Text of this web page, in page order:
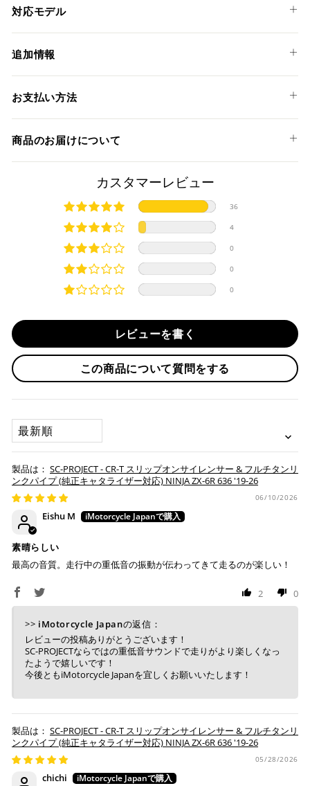
対応モデル
BMW
S1000 RR '20-22
追加情報
CR-Tサイレンサーは世界最高峰のバイクレースのMoto2カテ
ジェクトのサイレンサーの中で最も小さく、最も軽いサイレ
ンサーです。
スを実現させる為、耐熱用の特別な処理が施されたチタンや
カーボンファイバーなど、航空業界から派生した材料を採用
オートバイカスタムには重要な要素、高パフォーマンスと軽
量化、そしてルックスの向上に大きな変化をもたらします。
サイレンサー本体にはSC-PROJECT (SCプロジェクト) のロゴ
が施されております。
日本の一般公道での走行は不可です。
お支払い方法
クレジットカード
上記クレジットカードをご利用頂けます。
分割払い、リボ払い、3Dセキュア対応カードをご利用の
際は、『クレジットカード決済(3Dセキュア) - SBPS』を
ご選択ください。
対応支払回数について以下の通りです。
・分割払い (3,5,6,10,12,15,18,20,24回)
※ 分割払い、リボ払いは決済金額が税込10,000円以上の
場合のみご利用いただけます。
※ American Expressでの分割払いのご利用には、事前
す。
※ Diners Clubは分割払い非対応のため、一括払い・リ
ボ払いのみご利用頂けます。
※ 手数料、利息はご利用のカード会社の定めによります
ので、事前にご確認ください。
楽天ペイ
いつもの楽天IDとパスワードを使ってスムーズなお支払
楽天ポイントが貯まる・使える！「簡単」「あんしん」
「お得」な楽天ペイをご利用ください。
※ 楽天ポイントが貯まるのは楽天カード・楽天ポイン
※ 現在楽天ペイでご使用頂けるクレジットカードは
Visa、Mastercard、JCBのみです。
キャッシュレス決済
商品のお届けについて
商品発送までの日数について
ご希望商品の在庫状況により異なります。 詳しくは該当商品
選択後に表示される納期をご確認ください。
国内在庫ありの場合
・平日16時までのご注文、お支払い完了で即日発送いたしま
・前払い決済（銀行振込等）の場合、15時までに弊社でのご
入金確認が完了いたしましたら即日発送いたします。
・お取り寄せ商品等を一緒にご注文の場合は、基本的にはお
取り寄せ商品が揃ってからの発送になります。別で発送をご
お取り寄せの場合
・商品ページの納期はあくまで目安になりますので、納期が
早まる場合もございます。
・運送状況や繁忙期の影響により遅れが生じる場合もござい
配送送料について
１回のご注文で商品代金合計が¥11,000(税込）以上の場合
は、送料が無料となります。
※通常送料は¥770(税込)です。
配送会社について
ヤマト運輸になります。 配送会社の指定はできかねます。
カスタマーレビュー
36
4
0
0
0
レビューを書く
この商品について質問をする
SORT BY
SC-PROJECT - CR-T スリップオンサイレンサー & フルチタンリ
ンクパイプ (純正キャタライザー対応) NINJA ZX-6R 636 '19-26
06/10/2026
Eishu M
素晴らしい
最高の音質。走行中の重低音の振動が伝わってきて走るのが楽しい！
2 0
>> iMotorcycle Japanの返信：
レビューの投稿ありがとうございます！
SC-PROJECTならではの重低音サウンドで走りがより楽しくなっ
たようで嬉しいです！
今後ともiMotorcycle Japanを宜しくお願いいたします！
SC-PROJECT - CR-T スリップオンサイレンサー & フルチタンリ
ンクパイプ (純正キャタライザー対応) NINJA ZX-6R 636 '19-26
05/28/2026
chichi